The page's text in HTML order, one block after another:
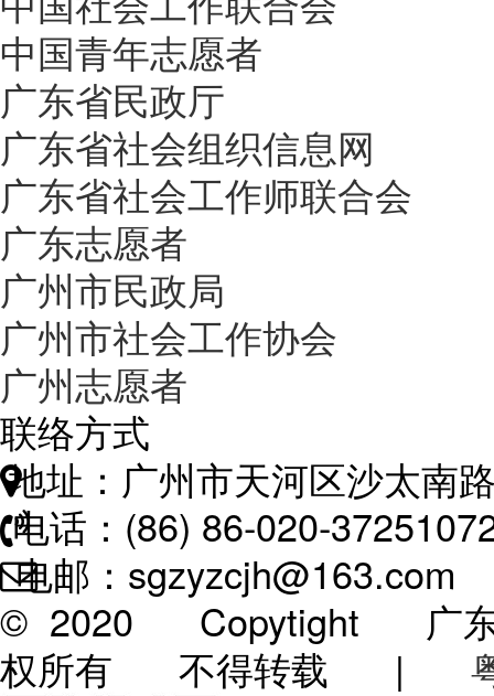
中国青年志愿者
广东省民政厅
广东省社会组织信息网
广东省社会工作师联合会
广东志愿者
广州市民政局
广州市社会工作协会
广州志愿者
联络方式
地址：广州市天河区沙太南
电话：(86) 86-020-
电邮：sgzyzcjh@163.com
© 2020 Copytight 广东
权所有 不得转载 |